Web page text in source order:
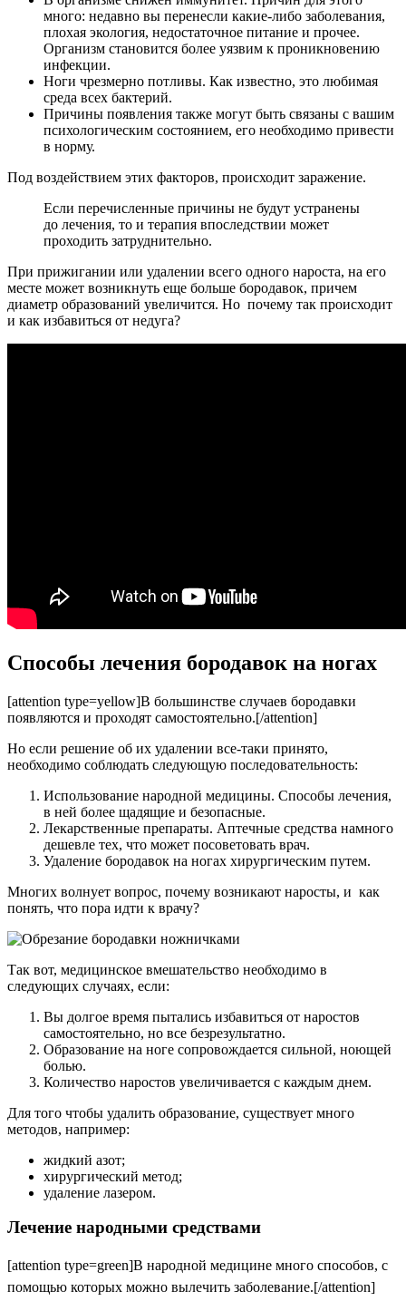
много: недавно вы перенесли какие-либо заболевания,
плохая экология, недостаточное питание и прочее.
Организм становится более уязвим к проникновению
инфекции.
Ноги чрезмерно потливы. Как известно, это любимая
среда всех бактерий.
Причины появления также могут быть связаны с вашим
психологическим состоянием, его необходимо привести
в норму.
Под воздействием этих факторов, происходит заражение.
Если перечисленные причины не будут устранены
до лечения, то и терапия впоследствии может
проходить затруднительно.
При прижигании или удалении всего одного нароста, на его
месте может возникнуть еще больше бородавок, причем
диаметр образований увеличится. Но почему так происходит
и как избавиться от недуга?
Способы лечения бородавок на ногах
[attention type=yellow]В большинстве случаев бородавки
появляются и проходят самостоятельно.[/attention]
Но если решение об их удалении все-таки принято,
необходимо соблюдать следующую последовательность:
Использование народной медицины. Способы лечения,
в ней более щадящие и безопасные.
Лекарственные препараты. Аптечные средства намного
дешевле тех, что может посоветовать врач.
Удаление бородавок на ногах хирургическим путем.
Многих волнует вопрос, почему возникают наросты, и как
понять, что пора идти к врачу?
Так вот, медицинское вмешательство необходимо в
следующих случаях, если:
Вы долгое время пытались избавиться от наростов
самостоятельно, но все безрезультатно.
Образование на ноге сопровождается сильной, ноющей
болью.
Количество наростов увеличивается с каждым днем.
Для того чтобы удалить образование, существует много
методов, например:
жидкий азот;
хирургический метод;
удаление лазером.
Лечение народными средствами
[attention type=green]В народной медицине много способов, с
помощью которых можно вылечить заболевание.[/attention]